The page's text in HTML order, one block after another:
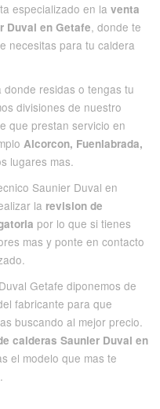
especializado en la venta
Duval en Getafe, donde te
necesitas para tu caldera
donde residas o tengas tu
divisiones de nuestro
que prestan servicio en
Alcorcon, Fuenlabrada,
lugares mas.
Saunier Duval en
la revision de
por lo que si tienes
mas y ponte en contacto
Getafe diponemos de
fabricante para que
buscando al mejor precio.
calderas Saunier Duval en
el modelo que mas te